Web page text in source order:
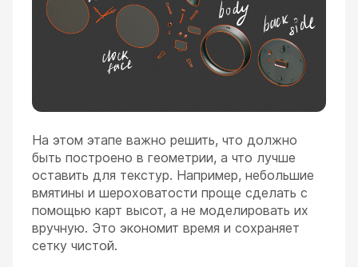
На этом этапе важно решить, что должно
быть построено в геометрии, а что лучше
оставить для текстур. Например, небольшие
вмятины и шероховатости проще сделать с
помощью карт высот, а не моделировать их
вручную. Это экономит время и сохраняет
сетку чистой.